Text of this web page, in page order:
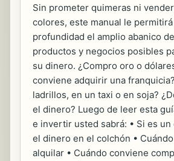
Sin prometer quimeras ni
colores, este manual le
profundidad el amplio abanico
productos y negocios posibles
su dinero. ¿Compro oro o
conviene adquirir una
ladrillos, en un taxi o en soja?
el dinero? Luego de leer esta
e invertir usted sabrá: • Si es
el dinero en el colchón •
alquilar • Cuándo conviene